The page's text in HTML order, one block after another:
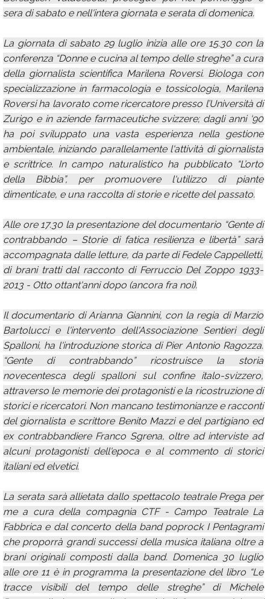
sera di sabato e nell'intera giornata e serata di domenica.
La giornata di sabato 29 luglio inizia alle ore 15.30 con la
conferenza “Donne e cucina al tempo delle streghe” a cura
della giornalista scientifica Marilena Roversi. Biologa con
specializzazione in farmacologia e tossicologia, Marilena
Roversi ha lavorato come ricercatore presso l’Università di
Zurigo e in aziende farmaceutiche svizzere; dagli anni ‘90
ha poi sviluppato una vasta esperienza nella gestione
ambientale, iniziando parallelamente l'attività di giornalista
e scrittrice. In campo naturalistico ha pubblicato “L’orto
della Bibbia”, per promuovere l'utilizzo di piante
dimenticate, e una raccolta di storie e ricette del passato.
Alle ore 17.30 la presentazione del documentario “Gente di
contrabbando – Storie di fatica resilienza e libertà” sarà
accompagnata dalle letture, da parte di Fedele Cappelletti,
di brani tratti dal racconto di Ferruccio Del Zoppo 1933-
2013 - Otto ottant'anni dopo (ancora fra noi).
Il documentario di Arianna Giannini, con la regia di Marzio
Bartolucci e l'intervento dell'Associazione Sentieri degli
Spalloni, ha l'introduzione storica di Pier Antonio Ragozza.
“Gente di contrabbando” ricostruisce la storia
novecentesca degli spalloni sul confine italo-svizzero,
attraverso le memorie dei protagonisti e la ricostruzione di
storici e ricercatori. Non mancano testimonianze e racconti
del giornalista e scrittore Benito Mazzi e del partigiano ed
ex contrabbandiere Franco Sgrena, oltre ad interviste ad
alcuni protagonisti dell'epoca e al commento di storici
italiani ed elvetici.
La serata sarà allietata dallo spettacolo teatrale Prega per
me a cura della compagnia CTF - Campo Teatrale La
Fabbrica e dal concerto della band poprock I Pentagrami
che proporrà grandi successi della musica italiana oltre a
brani originali composti dalla band. Domenica 30 luglio
alle ore 11 è in programma la presentazione del libro “Le
tracce visibili del tempo delle streghe” di Michele